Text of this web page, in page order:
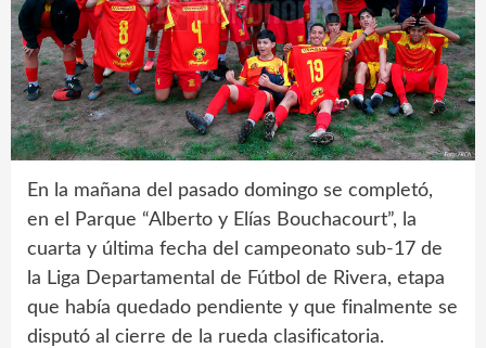
En la mañana del pasado domingo se completó,
en el Parque “Alberto y Elías Bouchacourt”, la
cuarta y última fecha del campeonato sub-17 de
la Liga Departamental de Fútbol de Rivera, etapa
que había quedado pendiente y que finalmente se
disputó al cierre de la rueda clasificatoria.